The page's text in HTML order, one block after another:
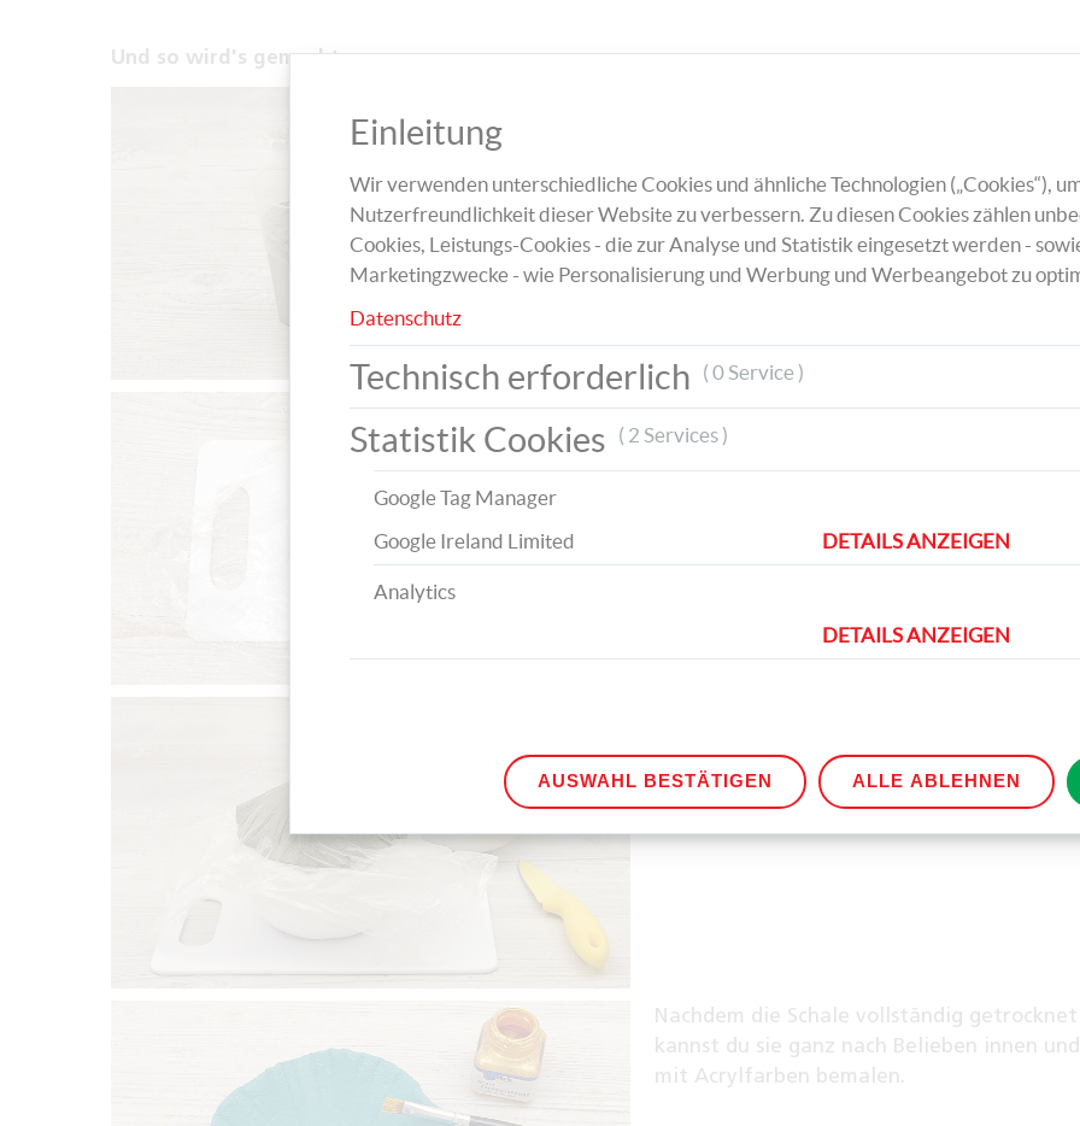
Und so wird's gemacht:
Nun rolle die Masse aus und forme diese
Kreis. Dann lege sie auf eine Klarsichtfolie
ritze mit dem Modellierwerkzeug ein
einer Schale.
Nachdem die Schale vollständig
kannst du sie ganz nach Belieben innen
mit Acrylfarben bemalen.
Einleitung
Wir verwenden unterschiedliche Cookies und ähnliche Technologien („Cookies“),
Nutzerfreundlichkeit dieser Website zu verbessern. Zu diesen Cookies zählen
Cookies, Leistungs-Cookies - die zur Analyse und Statistik eingesetzt werden -
Marketingzwecke - wie Personalisierung und Werbung und Werbeangebot zu
Datenschutz
Technisch erforderlich ( 0 Service )
Statistik Cookies ( 2 Services )
Google Tag Manager
Google Ireland Limited
DETAILS ANZEIGEN
Analytics
DETAILS ANZEIGEN
AUSWAHL BESTÄTIGEN ALLE ABLEHNEN